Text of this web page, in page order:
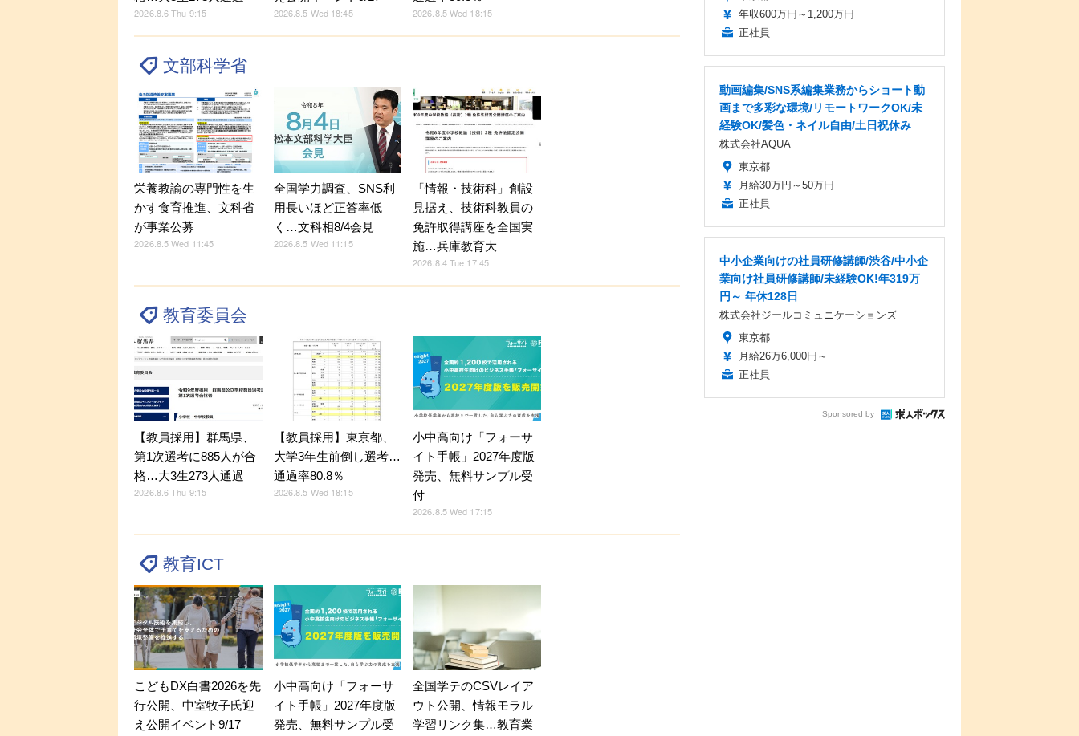
2026.8.6 Thu 9:15 2026.8.5 Wed 18:45 2026.8.5 Wed 18:15
文部科学省
栄養教諭の専門性を生
かす食育推進、文科省
が事業公募
2026.8.5 Wed 11:45
全国学力調査、SNS利
用長いほど正答率低
く…文科相8/4会見
2026.8.5 Wed 11:15
「情報・技術科」創設
見据え、技術科教員の
免許取得講座を全国実
施…兵庫教育大
2026.8.4 Tue 17:45
教育委員会
【教員採用】群馬県、
第1次選考に885人が合
格…大3生273人通過
2026.8.6 Thu 9:15
【教員採用】東京都、
大学3年生前倒し選考…
通過率80.8％
2026.8.5 Wed 18:15
小中高向け「フォーサ
イト手帳」2027年度版
発売、無料サンプル受
付
2026.8.5 Wed 17:15
教育ICT
こどもDX白書2026を先
行公開、中室牧子氏迎
え公開イベント9/17
小中高向け「フォーサ
イト手帳」2027年度版
発売、無料サンプル受
全国学テのCSVレイア
ウト公開、情報モラル
学習リンク集…教育業
年収600万円～1,200万円
正社員
動画編集/SNS系編集業務からショート動
画まで多彩な環境/リモートワークOK/未
経験OK/髪色・ネイル自由/土日祝休み
株式会社AQUA
東京都
月給30万円～50万円
正社員
中小企業向けの社員研修講師/渋谷/中小企
業向け社員研修講師/未経験OK!年319万
円～ 年休128日
株式会社ジールコミュニケーションズ
東京都
月給26万6,000円～
正社員
Sponsored by